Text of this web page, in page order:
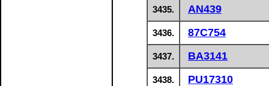
3435. AN439
3436. 87C754
3437. BA3141
3438. PU17310